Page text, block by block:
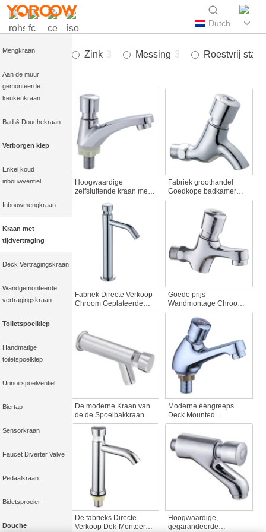
Dutch
Enkele Koude
Keukenkraan
Mengkraan
Aan de muur
gemonteerde
keukenkraan
Bad & Douchekraan
Verborgen klep
Enkel koud
inbouwventiel
Inbouwmengkraan
Kraan met
tijdvertraging
Deck Vertragingskraan
Wandgemonteerde
vertragingskraan
Toiletspoelklep
Handmatige
toiletspoelklep
Urinoirspoelventiel
Biertap
Sensorkraan
Faucet Diverter Valve
Pedaalkraan
Bidetsproeier
Douche
Zink 3 Messing 3 Roestvrij staal
Hoogwaardige
zelfsluitende kraan met
drukknop en
tijdvertraging, goed voor
openbare voorzieningen
en wastafels
Fabriek groothandel
Goedkope badkamer
enkele koud water kraan
hand Push-Type een gat
Bibcocks zelfsluitende
muur gemonteerd
vertraging kraan
Fabriek Directe Verkoop
Chroom Geplateerde
Single Handle
Basin Dek Opgezette
Push Button
Tijdvertraging actie
Bibcocks opbouw
Goede prijs
Wandmontage Chroom
Geplateerd
Tijdvertraging
Wastafelkraan Heavy-
Duty Messing Push
Waterbesparende Sloten
voor thuis of buiten
gebruik
De moderne Kraan van
de de Spoelbakkraan
van het
Ontwerpvertraagde
Wand Opgezette
Chroom Geplateerde
Keukenbadkamers
Slabbetjes
Moderne ééngreeps
Deck Mounted
Vertraging Wastafelkraan
Hoge Kwaliteit Muur
Duwkraan voor
Badkamers
De fabrieks Directe
Verkoop Dek-Monteerde
Hoogwaardige,
gegarandeerde